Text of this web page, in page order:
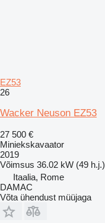
EZ53
26
Wacker Neuson EZ53
27 500 €
Miniekskavaator
2019
Võimsus 36.02 kW (49 h.j.)
Itaalia, Rome
DAMAC
Võta ühendust müüjaga